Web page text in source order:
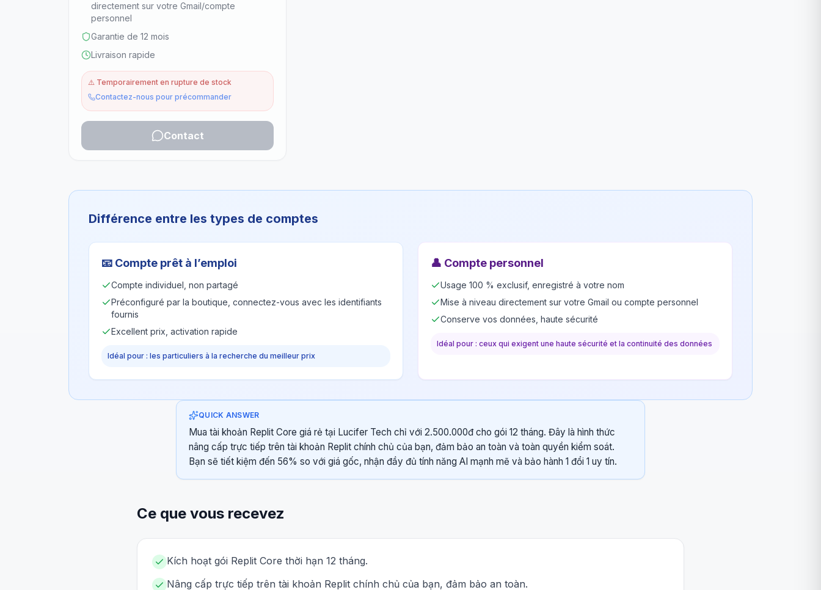
directement sur votre Gmail/compte
personnel
Garantie de 12 mois
Livraison rapide
⚠️ Temporairement en rupture de stock
Contactez-nous pour précommander
Contact
Différence entre les types de comptes
📧 Compte prêt à l’emploi
Compte individuel, non partagé
Préconfiguré par la boutique, connectez-vous avec les identifiants
fournis
Excellent prix, activation rapide
Idéal pour : les particuliers à la recherche du meilleur prix
👤 Compte personnel
Usage 100 % exclusif, enregistré à votre nom
Mise à niveau directement sur votre Gmail ou compte personnel
Conserve vos données, haute sécurité
Idéal pour : ceux qui exigent une haute sécurité et la continuité des données
QUICK ANSWER
Mua tài khoản Replit Core giá rẻ tại Lucifer Tech chỉ với 2.500.000đ cho gói 12 tháng. Đây là hình thức
nâng cấp trực tiếp trên tài khoản Replit chính chủ của bạn, đảm bảo an toàn và toàn quyền kiểm soát.
Bạn sẽ tiết kiệm đến 56% so với giá gốc, nhận đầy đủ tính năng AI mạnh mẽ và bảo hành 1 đổi 1 uy tín.
Ce que vous recevez
Kích hoạt gói Replit Core thời hạn 12 tháng.
Nâng cấp trực tiếp trên tài khoản Replit chính chủ của bạn, đảm bảo an toàn.